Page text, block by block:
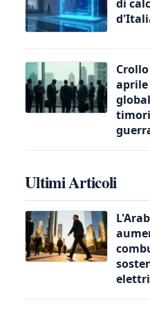
di
aprile
timori
Ultimi Articoli